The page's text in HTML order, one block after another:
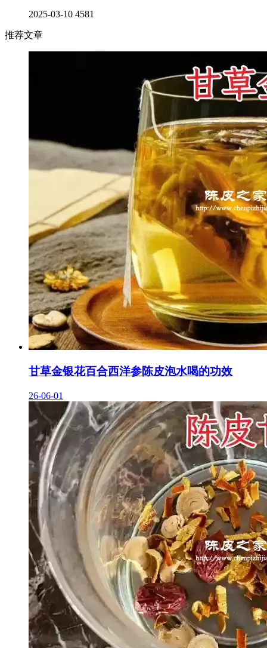
2025-03-10 4581
推荐文章
甘草金银花百合西洋参陈皮泡水喝的功效
26-06-01